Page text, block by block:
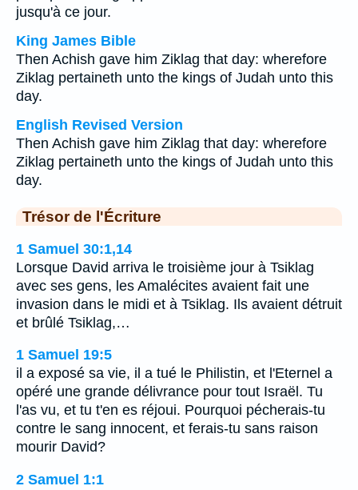
jusqu'à ce jour.
King James Bible
Then Achish gave him Ziklag that day: wherefore
Ziklag pertaineth unto the kings of Judah unto this
day.
English Revised Version
Then Achish gave him Ziklag that day: wherefore
Ziklag pertaineth unto the kings of Judah unto this
day.
Trésor de l'Écriture
1 Samuel 30:1,14
Lorsque David arriva le troisième jour à Tsiklag
avec ses gens, les Amalécites avaient fait une
invasion dans le midi et à Tsiklag. Ils avaient détruit
et brûlé Tsiklag,…
1 Samuel 19:5
il a exposé sa vie, il a tué le Philistin, et l'Eternel a
opéré une grande délivrance pour tout Israël. Tu
l'as vu, et tu t'en es réjoui. Pourquoi pécherais-tu
contre le sang innocent, et ferais-tu sans raison
mourir David?
2 Samuel 1:1